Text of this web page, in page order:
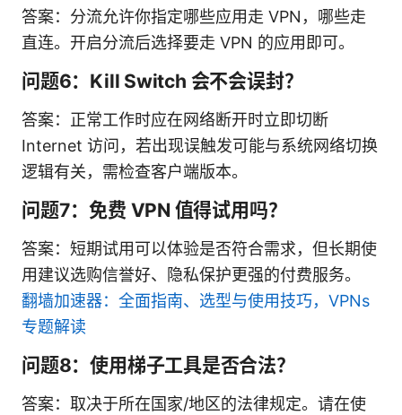
答案：分流允许你指定哪些应用走 VPN，哪些走
直连。开启分流后选择要走 VPN 的应用即可。
问题6：Kill Switch 会不会误封？
答案：正常工作时应在网络断开时立即切断
Internet 访问，若出现误触发可能与系统网络切换
逻辑有关，需检查客户端版本。
问题7：免费 VPN 值得试用吗？
答案：短期试用可以体验是否符合需求，但长期使
用建议选购信誉好、隐私保护更强的付费服务。
翻墙加速器：全面指南、选型与使用技巧，VPNs
专题解读
问题8：使用梯子工具是否合法？
答案：取决于所在国家/地区的法律规定。请在使